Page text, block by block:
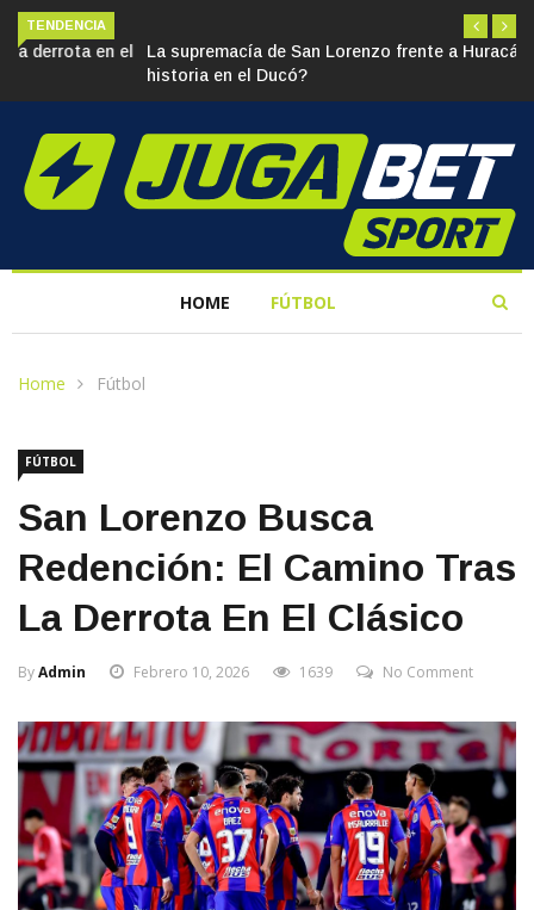
TENDENCIA
La supremacía de San Lorenzo frente a Huracán: ¿Más que
historia en el Ducó?
HOME FÚTBOL
Home Fútbol
FÚTBOL
San Lorenzo Busca
Redención: El Camino Tras
La Derrota En El Clásico
ByAdmin Febrero 10, 2026 1639 No Comment